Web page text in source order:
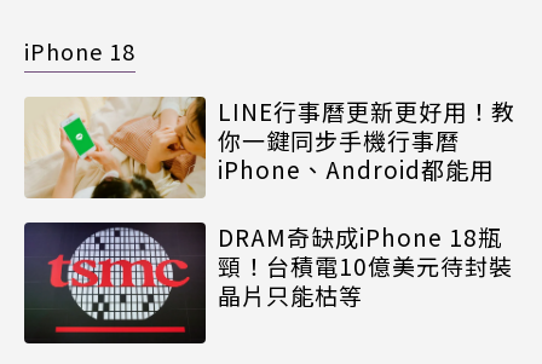
iPhone 18
LINE行事曆更新更好用！教
你一鍵同步手機行事曆
iPhone、Android都能用
DRAM奇缺成iPhone 18瓶
頸！台積電10億美元待封裝
晶片只能枯等